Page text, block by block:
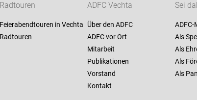
Radtouren
Feierabendtouren in Vechta
Radtouren
ADFC Vechta
Über den ADFC
ADFC vor Ort
Mitarbeit
Publikationen
Vorstand
Kontakt
Sei
Als
Als
Als
Als